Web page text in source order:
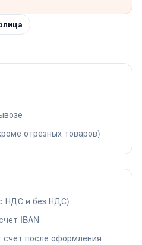
отрезных товаров)
НДС и без НДС)
IBAN
после оформления